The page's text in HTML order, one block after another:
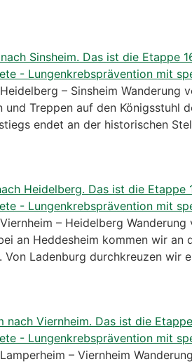
– Sinsheim
Treppen auf den Königsstuhl
endet an der historischen
– Heidelberg
an Heddesheim kommen wir
Ladenburg durchkreuzen
– Viernheim